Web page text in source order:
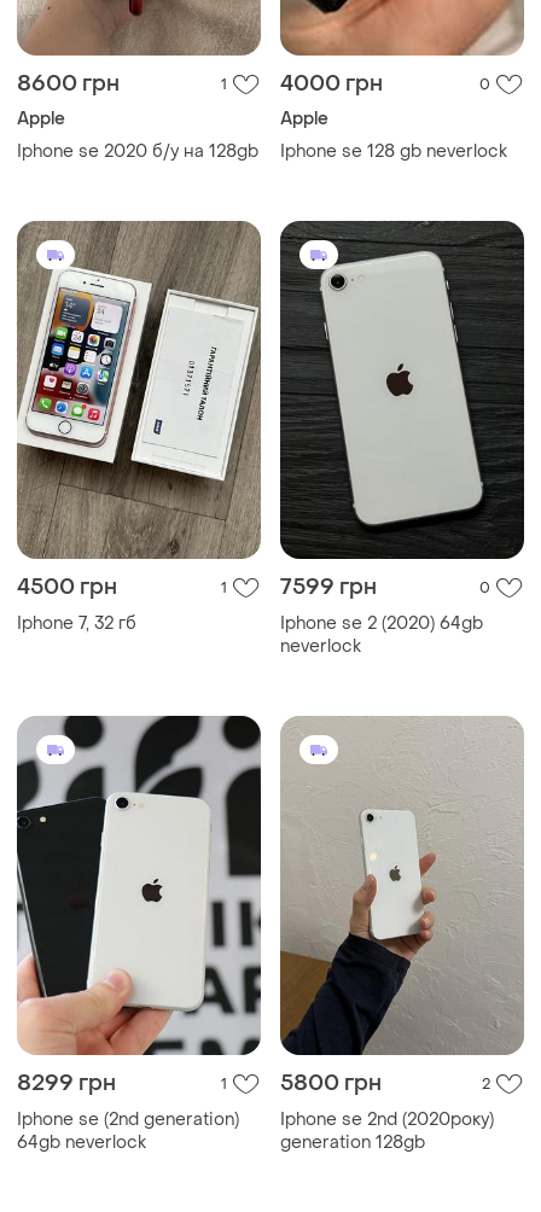
8600 грн 1
Apple
Iphone se 2020 б/у на 128gb
4000 грн 0
Apple
Iphone se 128 gb neverlock
4500 грн 1
Iphone 7, 32 гб
7599 грн 0
Iphone se 2 (2020) 64gb
neverlock
8299 грн 1
Iphone se (2nd generation)
64gb neverlock
5800 грн 2
Iphone se 2nd (2020року)
generation 128gb